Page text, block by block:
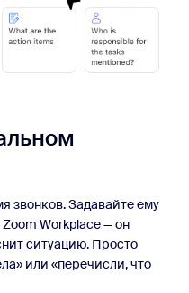
звонков. Задавайте ему
Workplace — он
ситуацию. Просто
или «перечисли, что